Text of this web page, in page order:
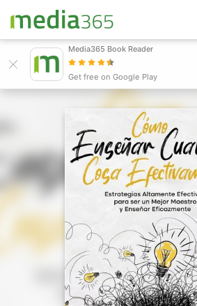
Iniciar sesión
Publicar
Media365 Book Reader
Get free on Google Play